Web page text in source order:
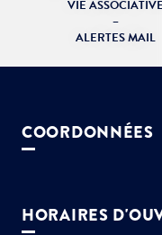
VIE ASSOCIATIVE
–
ALERTES MAIL
COORDONNÉES
01 64 13 55 55
HORAIRES